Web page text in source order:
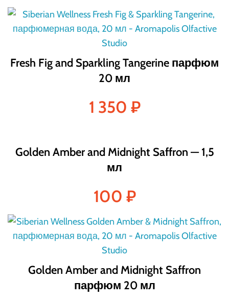
Fresh Fig and Sparkling Tangerine парфюм
20 мл
1 350 ₽
Golden Amber and Midnight Saffron — 1,5
мл
100 ₽
Golden Amber and Midnight Saffron
парфюм 20 мл